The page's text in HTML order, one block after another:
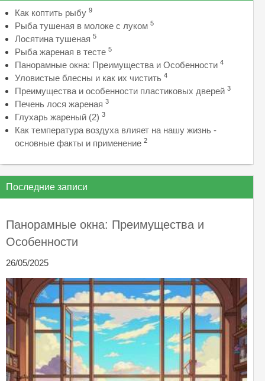
Как коптить рыбу 9
Рыба тушеная в молоке с луком 5
Лосятина тушеная 5
Рыба жареная в тесте 5
Панорамные окна: Преимущества и Особенности 4
Уловистые блесны и как их чистить 4
Преимущества и особенности пластиковых дверей 3
Печень лося жареная 3
Глухарь жареный (2) 3
Как температура воздуха влияет на нашу жизнь -
основные факты и применение 2
Последние записи
Панорамные окна: Преимущества и
Особенности
26/05/2025